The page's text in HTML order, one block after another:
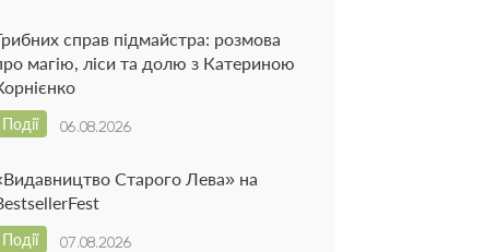
справ підмайстра: розмова
магію, ліси та долю з Катериною
06.08.2026
Події
Старого Лева» на
07.08.2026
Події